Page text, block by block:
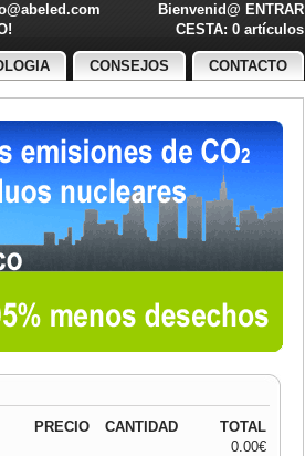
Bienvenid@ ENTRAR
CESTA: 0 artículos
CONSEJOS CONTACTO
PRECIO CANTIDAD
TOTAL
0.00€